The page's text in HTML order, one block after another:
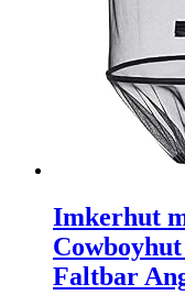
Imkerhut
Faltbar